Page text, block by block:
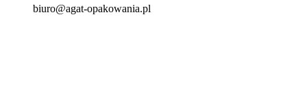
biuro@agat-opakowania.pl